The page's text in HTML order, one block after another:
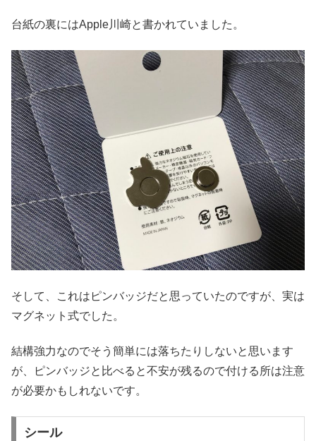
台紙の裏にはApple川崎と書かれていました。
そして、これはピンバッジだと思っていたのですが、実は
マグネット式でした。
結構強力なのでそう簡単には落ちたりしないと思います
が、ピンバッジと比べると不安が残るので付ける所は注意
が必要かもしれないです。
シール